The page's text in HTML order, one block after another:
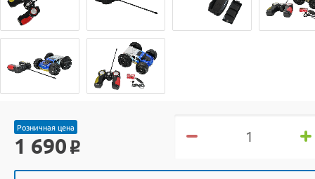
Розничная цена
1 690 o